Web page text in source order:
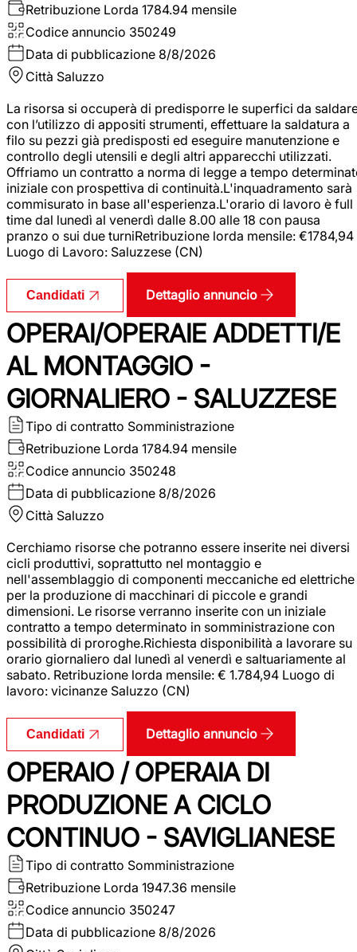
Retribuzione Lorda 1784.94 mensile
Codice annuncio 350249
Data di pubblicazione 8/8/2026
Città Saluzzo
La risorsa si occuperà di predisporre le superfici da
con l’utilizzo di appositi strumenti, effettuare la saldatura a
filo su pezzi già predisposti ed eseguire manutenzione e
controllo degli utensili e degli altri apparecchi utilizzati.
Offriamo un contratto a norma di legge a tempo
iniziale con prospettiva di continuità.L'inquadramento sarà
commisurato in base all'esperienza.L'orario di lavoro è full
time dal lunedì al venerdì dalle 8.00 alle 18 con pausa
pranzo o sui due turniRetribuzione lorda mensile: €1784,94
Luogo di Lavoro: Saluzzese (CN)
Candidati Dettaglio annuncio
OPERAI/OPERAIE ADDETTI/E
AL MONTAGGIO -
GIORNALIERO - SALUZZESE
Tipo di contratto Somministrazione
Retribuzione Lorda 1784.94 mensile
Codice annuncio 350248
Data di pubblicazione 8/8/2026
Città Saluzzo
Cerchiamo risorse che potranno essere inserite nei diversi
cicli produttivi, soprattutto nel montaggio e
nell'assemblaggio di componenti meccaniche ed elettriche
per la produzione di macchinari di piccole e grandi
dimensioni. Le risorse verranno inserite con un iniziale
contratto a tempo determinato in somministrazione con
possibilità di proroghe.Richiesta disponibilità a lavorare su
orario giornaliero dal lunedì al venerdì e saltuariamente al
sabato. Retribuzione lorda mensile: € 1.784,94 Luogo di
lavoro: vicinanze Saluzzo (CN)
Candidati Dettaglio annuncio
OPERAIO / OPERAIA DI
PRODUZIONE A CICLO
CONTINUO - SAVIGLIANESE
Tipo di contratto Somministrazione
Retribuzione Lorda 1947.36 mensile
Codice annuncio 350247
Data di pubblicazione 8/8/2026